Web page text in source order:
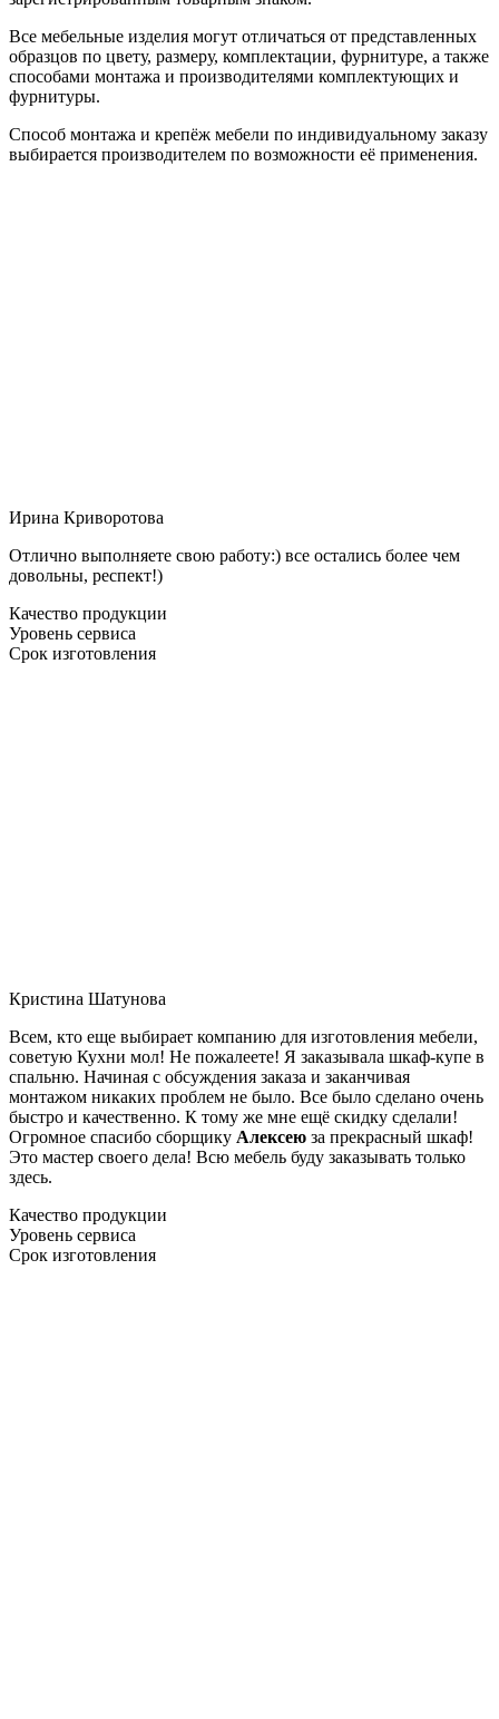
Все мебельные изделия могут отличаться от представленных
образцов по цвету, размеру, комплектации, фурнитуре, а также
способами монтажа и производителями комплектующих и
фурнитуры.
Способ монтажа и крепёж мебели по индивидуальному заказу
выбирается производителем по возможности её применения.
Ирина Криворотова
Отлично выполняете свою работу:) все остались более чем
довольны, респект!)
Качество продукции
Уровень сервиса
Срок изготовления
Кристина Шатунова
Всем, кто еще выбирает компанию для изготовления мебели,
советую Кухни мол! Не пожалеете! Я заказывала шкаф-купе в
спальню. Начиная с обсуждения заказа и заканчивая
монтажом никаких проблем не было. Все было сделано очень
быстро и качественно. К тому же мне ещё скидку сделали!
Огромное спасибо сборщику Алексею за прекрасный шкаф!
Это мастер своего дела! Всю мебель буду заказывать только
здесь.
Качество продукции
Уровень сервиса
Срок изготовления